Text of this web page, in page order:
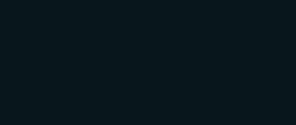
wniesienia sprzeciwu,